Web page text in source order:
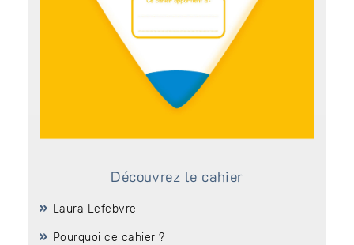
Découvrez le cahier
Laura Lefebvre
Pourquoi ce cahier ?